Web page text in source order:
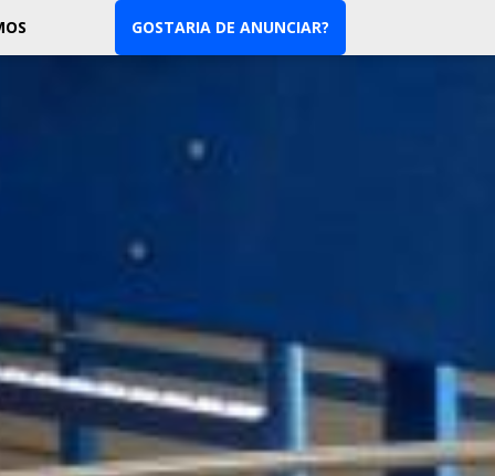
GOSTARIA DE ANUNCIAR?